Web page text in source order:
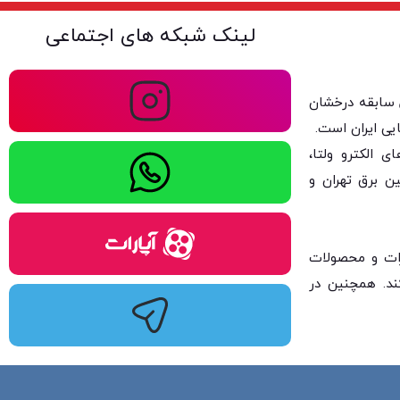
ولتا با بیش از ۴۰ سال سابقه درخشان
ایران است.
الکترو ولتا،
برق تهران و
و محصولات
همچنین در
لینک شبکه های اجتماعی